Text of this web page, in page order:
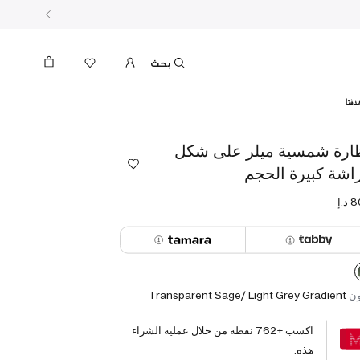
شمسية ميلر على شكل
كبيرة الحجم
Transparent Sage/ Light Grey Gradient
اكسب +762 نقطة من خلال عملية الشراء
هذه.